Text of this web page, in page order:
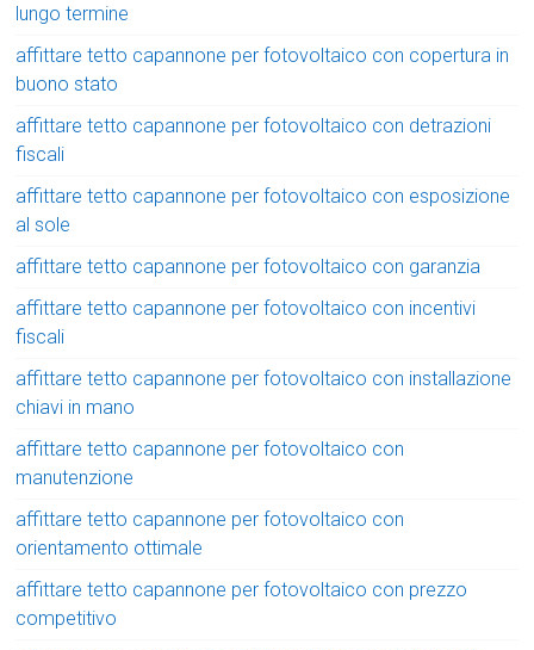
lungo termine
affittare tetto capannone per fotovoltaico con copertura in
buono stato
affittare tetto capannone per fotovoltaico con detrazioni
fiscali
affittare tetto capannone per fotovoltaico con esposizione
al sole
affittare tetto capannone per fotovoltaico con garanzia
affittare tetto capannone per fotovoltaico con incentivi
fiscali
affittare tetto capannone per fotovoltaico con installazione
chiavi in mano
affittare tetto capannone per fotovoltaico con
manutenzione
affittare tetto capannone per fotovoltaico con
orientamento ottimale
affittare tetto capannone per fotovoltaico con prezzo
competitivo